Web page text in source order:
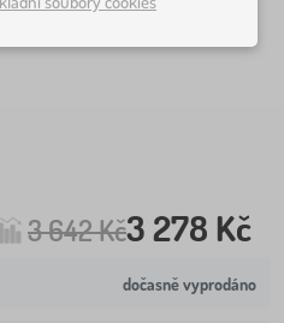
3 642 Kč3 278 Kč
dočasně vyprodáno